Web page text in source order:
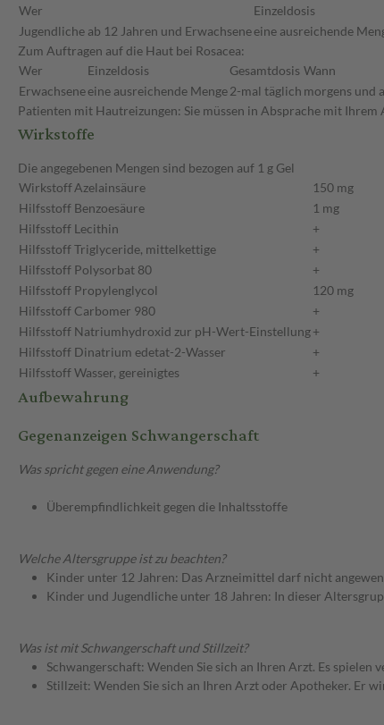
Wer
Einzeldosis
Jugendliche ab 12 Jahren und Erwachseneeine ausreichende
Zum Auftragen auf die Haut bei Rosacea:
Wer
Einzeldosis Gesamtdosis Wann
Erwachseneeine ausreichende Menge2-mal täglich morgens und
Patienten mit Hautreizungen: Sie müssen in Absprache mit
Wirkstoffe
Die angegebenen Mengen sind bezogen auf 1 g Gel
WirkstoffAzelainsäure
150 mg
Hilfsstoff Benzoesäure
1 mg
Hilfsstoff Lecithin
+
HilfsstoffTriglyceride, mittelkettige
+
Hilfsstoff Polysorbat 80
+
Hilfsstoff Propylenglycol
120 mg
Hilfsstoff Carbomer 980
+
Hilfsstoff Natriumhydroxid zur pH-Wert-Einstellung+
Hilfsstoff Dinatrium edetat-2-Wasser
+
HilfsstoffWasser, gereinigtes +
Aufbewahrung
Gegenanzeigen Schwangerschaft
Was spricht gegen eine Anwendung?
Überempfindlichkeit gegen die Inhaltsstoffe
Welche Altersgruppe ist zu beachten?
Kinder unter 12 Jahren: Das Arzneimittel darf nicht
Kinder und Jugendliche unter 18 Jahren: In dieser
Was ist mit Schwangerschaft und Stillzeit?
Schwangerschaft: Wenden Sie sich an Ihren Arzt. Es
Stillzeit: Wenden Sie sich an Ihren Arzt oder Apotheker. Er